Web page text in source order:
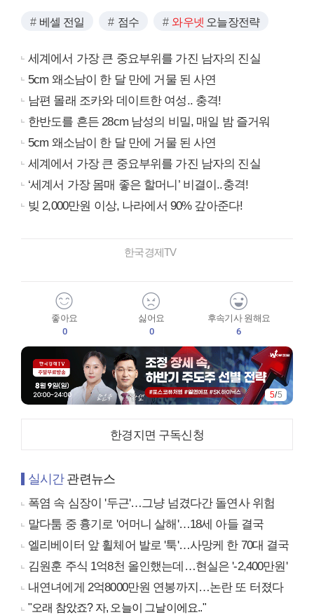
베셀 전일 점수 와우넷 오늘장전략
세계에서 가장 큰 중요부위를 가진 남자의 진실
5cm 왜소남이 한 달 만에 거물 된 사연
남편 몰래 조카와 데이트한 여성.. 충격!
한반도를 흔든 28cm 남성의 비밀, 매일 밤 즐거워
5cm 왜소남이 한 달 만에 거물 된 사연
세계에서 가장 큰 중요부위를 가진 남자의 진실
‘세계서 가장 몸매 좋은 할머니’ 비결이..충격!
빚 2,000만원 이상, 나라에서 90% 갚아준다!
한국경제TV
좋아요
0
싫어요
0
후속기사 원해요
6
5/5
한경지면 구독신청
실시간관련뉴스
폭염 속 심장이 '두근'…그냥 넘겼다간 돌연사 위험
말다툼 중 흉기로 '어머니 살해'…18세 아들 결국
엘리베이터 앞 휠체어 발로 '툭'…사망케 한 70대 결국
김원훈 주식 1억8천 올인했는데…현실은 '-2,400만원'
내연녀에게 2억8000만원 연봉까지…논란 또 터졌다
"오래 참았죠? 자, 오늘이 그날이에요.."